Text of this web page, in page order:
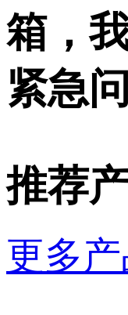
箱，
紧急
推荐
更多